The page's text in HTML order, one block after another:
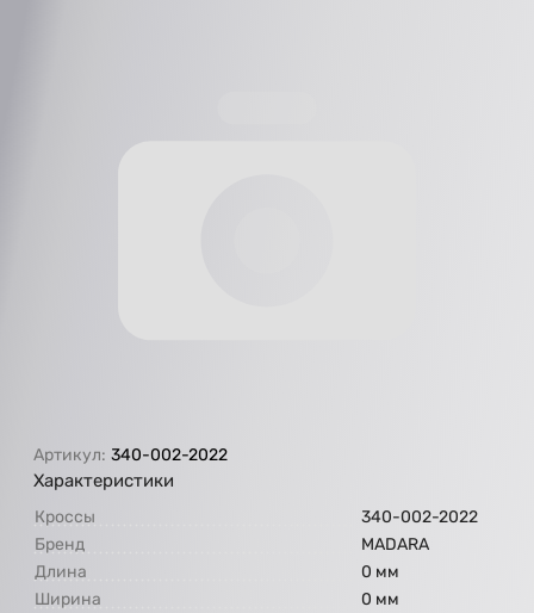
Артикул: 340-002-2022
Характеристики
Кроссы
340-002-2022
Бренд
МАDARA
Длина
0 мм
Ширина
0 мм